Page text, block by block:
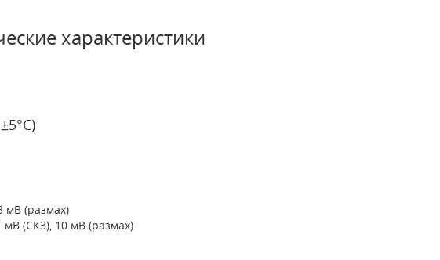
характеристики
мВ (размах)
(СКЗ), 10 мВ (размах)